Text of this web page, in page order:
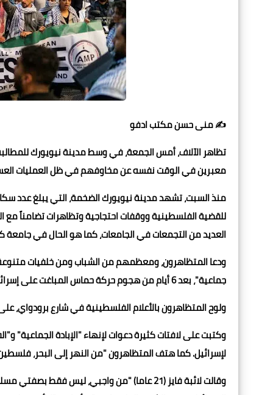
✍️ منى حسن مكتب ادفو
تظاهر الآلاف، أمس الجمعة، في وسط مدينة نيويورك للمطالبة
معبرين في الوقت نفسه عن مخاوفهم في ظل العمليات
للقضية الفلسطينية ووقفات احتجاجية وتظاهرات تضامناً مع
العديد من التجمعات في الجامعات، كما هو الحال في جامعة
ودعا المتظاهرون، ومعظمهم من الشباب ومن خلفيات
جماعية"، بعد 6 أيام من هجوم حركة حماس المباغت على إسرائيل.
ولوح المتظاهرون بالأعلام الفلسطينية في شارع
وكتبت على لافتات كثيرة دعوات لإنهاء "الإبادة الجماعية"
لإسرائيل. كما هتف المتظاهرون "من النهر إلى البحر،
وقالت لائبة فايز (21 عاما) "من واجبي، ليس